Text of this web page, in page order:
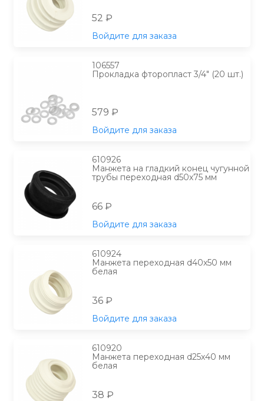
52 ₽
Войдите для заказа
106557
Прокладка фторопласт 3/4" (20 шт.)
579 ₽
Войдите для заказа
610926
Манжета на гладкий конец чугунной
трубы переходная d50х75 мм
66 ₽
Войдите для заказа
610924
Манжета переходная d40х50 мм
белая
36 ₽
Войдите для заказа
610920
Манжета переходная d25х40 мм
белая
38 ₽